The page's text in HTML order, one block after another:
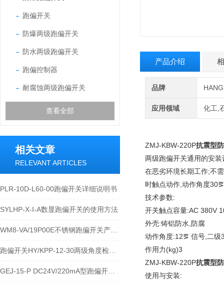
跑偏开关
防爆两级跑偏开关
防水两级跑偏开关
跑偏控制器
耐腐蚀两级跑偏开关
查看全部
相关文章
RELEVANT ARTICLES
PLR-10D-L60-00跑偏开关详细说明书
SYLHP-X-I-A数显跑偏开关的使用方法
产品介绍
品牌
应用领域 化工,
ZMJ-KBW-220P抗震型
两级跑偏开关通用的安
在恶劣环境长期工作;不
时触点动作,动作角度
技术参数:
开关触点容量:AC 380V
外壳:铸铝防水,防腐
动作角度:12⪚ 信号,二级
作用力(kg)3
ZMJ-KBW-220P抗震型
使用与安装: